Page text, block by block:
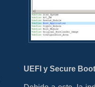
UEFI y Secure Boot